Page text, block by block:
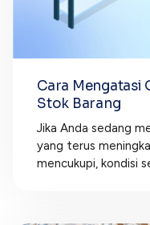
Cara Mengatasi
Stok Barang
Jika Anda sedang
yang terus
mencukupi, kondisi